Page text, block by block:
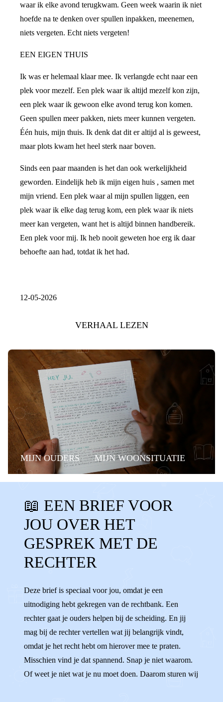
waar ik elke avond terugkwam. Geen week waarin ik niet
hoefde na te denken over spullen inpakken, meenemen,
niets vergeten. Echt niets vergeten!
EEN EIGEN THUIS
Ik was er helemaal klaar mee. Ik verlangde echt naar een
plek voor mezelf. Een plek waar ik altijd mezelf kon zijn,
een plek waar ik gewoon elke avond terug kon komen.
Geen spullen meer pakken, niets meer kunnen vergeten.
Één huis, mijn thuis. Ik denk dat dit er altijd al is geweest,
maar plots kwam het heel sterk naar boven.
Sinds een paar maanden is het dan ook werkelijkheid
geworden. Eindelijk heb ik mijn eigen huis , samen met
mijn vriend. Een plek waar al mijn spullen liggen, een
plek waar ik elke dag terug kom, een plek waar ik niets
meer kan vergeten, want het is altijd binnen handbereik.
Een plek voor mij. Ik heb nooit geweten hoe erg ik daar
behoefte aan had, totdat ik het had.
12-05-2026
VERHAAL LEZEN
MIJN OUDERS MIJN WOONSITUATIE
RECHTEN BUDDY
DETECTIEPOORTJES SPANNEND
OPROEPBRIEF UITNODIGING
MENING WENSEN IDEEËN
VERANTWOORDELIJKHEID
RECHTBANK RECHTER
📖 EEN BRIEF VOOR
JOU OVER HET
GESPREK MET DE
RECHTER
Deze brief is speciaal voor jou, omdat je een
uitnodiging hebt gekregen van de rechtbank. Een
rechter gaat je ouders helpen bij de scheiding. En jij
mag bij de rechter vertellen wat jij belangrijk vindt,
omdat je het recht hebt om hierover mee te praten.
Misschien vind je dat spannend. Snap je niet waarom.
Of weet je niet wat je nu moet doen. Daarom sturen wij